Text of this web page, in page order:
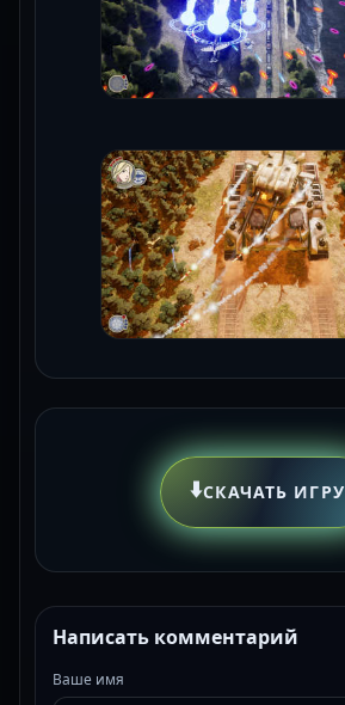
⬇️СКАЧАТЬ ИГРУ
Написать комментарий
Ваше имя